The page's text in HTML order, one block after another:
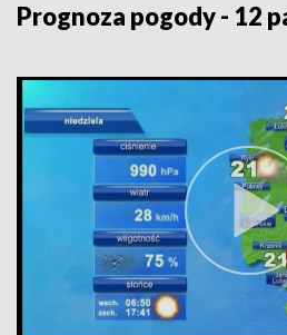
Prognoza pogody - 12